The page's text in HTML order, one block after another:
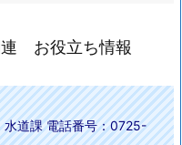
お役立ち情報
道課 電話番号：0725-